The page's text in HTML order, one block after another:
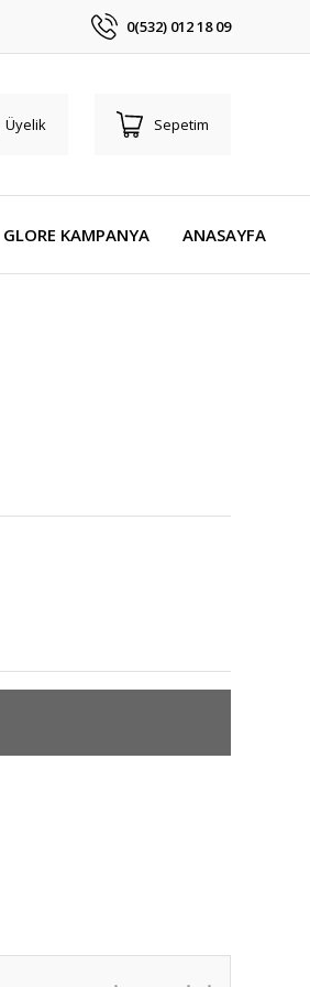
0(532) 012 18 09
Üyelik Sepetim
GLORE KAMPANYA ANASAYFA